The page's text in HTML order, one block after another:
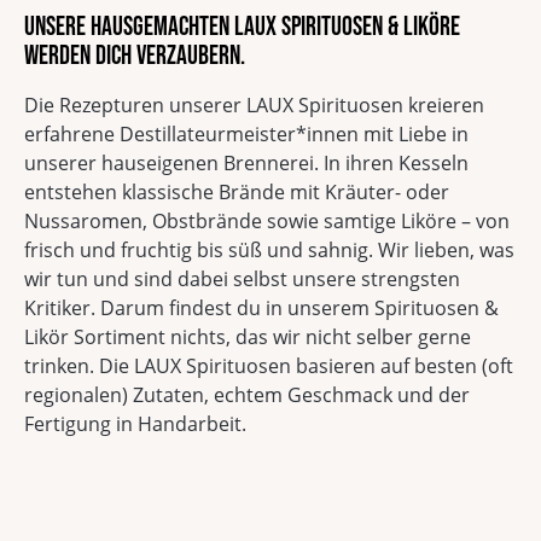
Unsere hausgemachten LAUX Spirituosen & Liköre
werden dich verzaubern.
Die Rezepturen unserer LAUX Spirituosen kreieren
erfahrene Destillateurmeister*innen mit Liebe in
unserer hauseigenen Brennerei. In ihren Kesseln
entstehen klassische Brände mit Kräuter- oder
Nussaromen, Obstbrände sowie samtige Liköre – von
frisch und fruchtig bis süß und sahnig. Wir lieben, was
wir tun und sind dabei selbst unsere strengsten
Kritiker. Darum findest du in unserem Spirituosen &
Likör Sortiment nichts, das wir nicht selber gerne
trinken. Die LAUX Spirituosen basieren auf besten (oft
regionalen) Zutaten, echtem Geschmack und der
Fertigung in Handarbeit.